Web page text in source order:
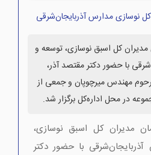
کل نوسازی مدارس آذربایجان‌شرقی
مدیران کل اسبق نوسازی، توسعه و
با حضور دکتر مقتصد آذر،
مهندس میرچوپان و جمعی از
در محل اداره‌کل برگزار شد.
مدیران کل اسبق نوسازی،
با حضور دکتر